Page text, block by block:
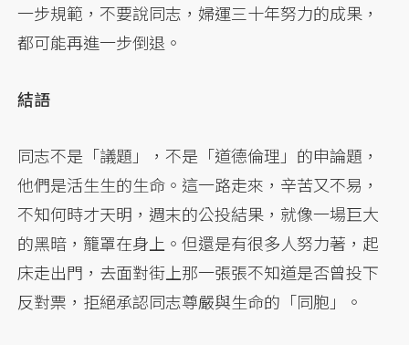
一步規範，不要說同志，婦運三十年努力的成果，
都可能再進一步倒退。
結語
同志不是「議題」，不是「道德倫理」的申論題，
他們是活生生的生命。這一路走來，辛苦又不易，
不知何時才天明，週末的公投結果，就像一場巨大
的黑暗，籠罩在身上。但還是有很多人努力著，起
床走出門，去面對街上那一張張不知道是否曾投下
反對票，拒絕承認同志尊嚴與生命的「同胞」。